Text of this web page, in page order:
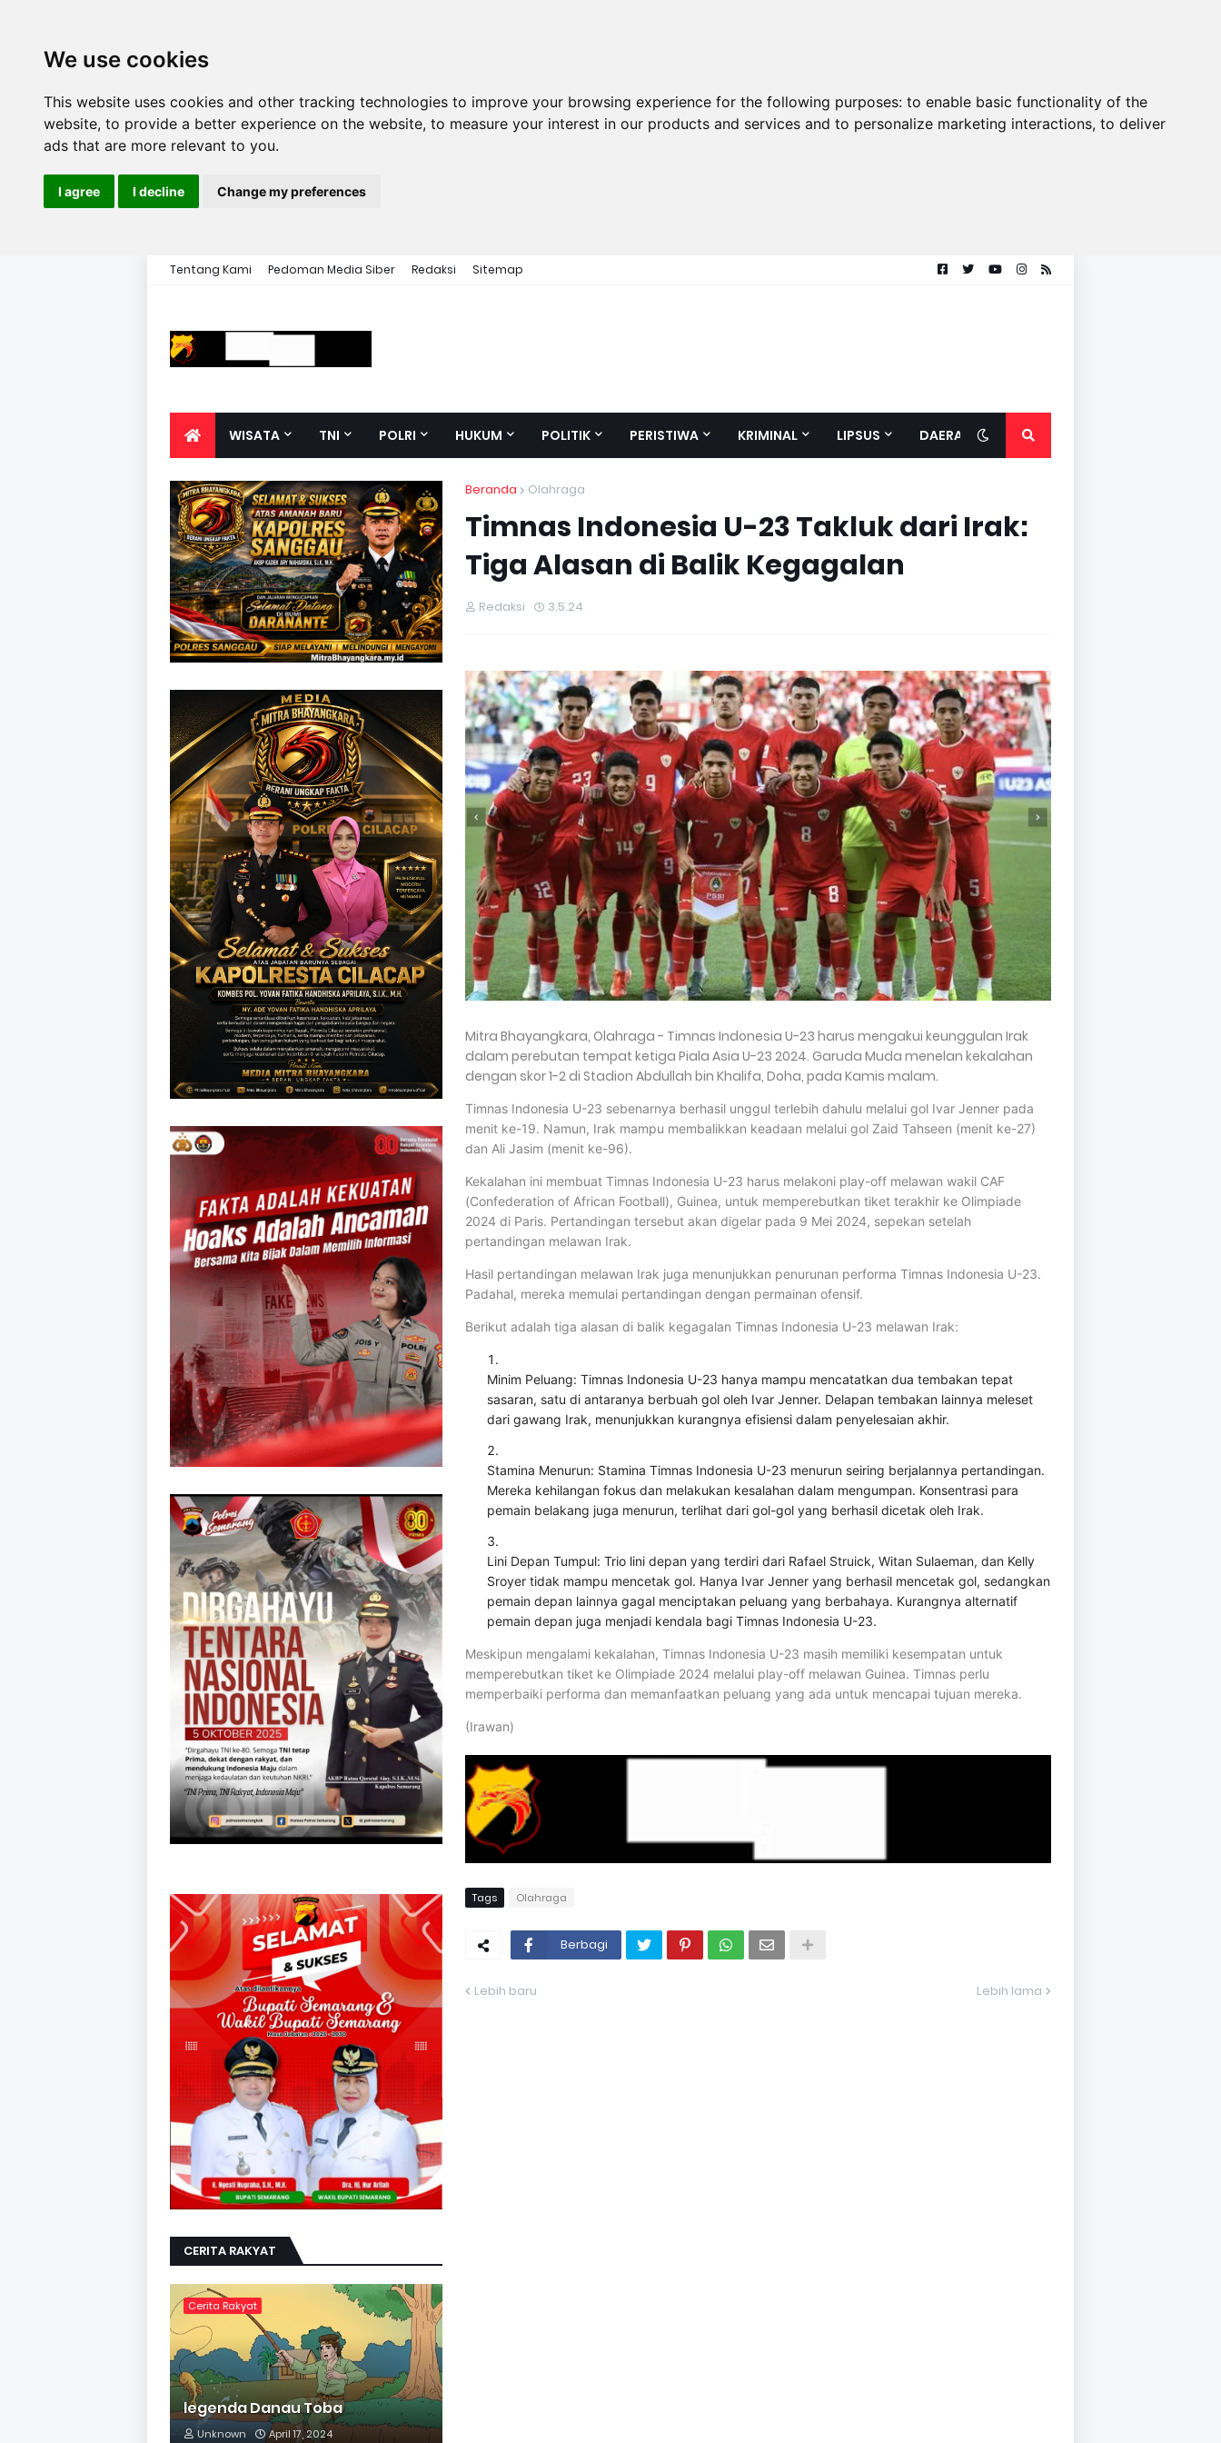
We use cookies
This website uses cookies and other tracking technologies to improve your browsing experience for the following purposes: to enable basic functionality of the
website, to provide a better experience on the website, to measure your interest in our products and services and to personalize marketing interactions, to deliver
ads that are more relevant to you.
I agree I decline Change my preferences
Tentang Kami Pedoman Media Siber Redaksi Sitemap
WISATA TNI POLRI HUKUM POLITIK PERISTIWA KRIMINAL LIPSUS DAERAH
Beranda Olahraga
Timnas Indonesia U-23 Takluk dari Irak:
Tiga Alasan di Balik Kegagalan
Redaksi 3.5.24
Mitra Bhayangkara, Olahraga - Timnas Indonesia U-23 harus mengakui keunggulan Irak
dalam perebutan tempat ketiga Piala Asia U-23 2024. Garuda Muda menelan kekalahan
dengan skor 1-2 di Stadion Abdullah bin Khalifa, Doha, pada Kamis malam.
Timnas Indonesia U-23 sebenarnya berhasil unggul terlebih dahulu melalui gol Ivar Jenner pada
menit ke-19. Namun, Irak mampu membalikkan keadaan melalui gol Zaid Tahseen (menit ke-27)
dan Ali Jasim (menit ke-96).
Kekalahan ini membuat Timnas Indonesia U-23 harus melakoni play-off melawan wakil CAF
(Confederation of African Football), Guinea, untuk memperebutkan tiket terakhir ke Olimpiade
2024 di Paris. Pertandingan tersebut akan digelar pada 9 Mei 2024, sepekan setelah
pertandingan melawan Irak.
Hasil pertandingan melawan Irak juga menunjukkan penurunan performa Timnas Indonesia U-23.
Padahal, mereka memulai pertandingan dengan permainan ofensif.
Berikut adalah tiga alasan di balik kegagalan Timnas Indonesia U-23 melawan Irak:
Minim Peluang: Timnas Indonesia U-23 hanya mampu mencatatkan dua tembakan tepat
sasaran, satu di antaranya berbuah gol oleh Ivar Jenner. Delapan tembakan lainnya meleset
dari gawang Irak, menunjukkan kurangnya efisiensi dalam penyelesaian akhir.
Stamina Menurun: Stamina Timnas Indonesia U-23 menurun seiring berjalannya pertandingan.
Mereka kehilangan fokus dan melakukan kesalahan dalam mengumpan. Konsentrasi para
pemain belakang juga menurun, terlihat dari gol-gol yang berhasil dicetak oleh Irak.
Lini Depan Tumpul: Trio lini depan yang terdiri dari Rafael Struick, Witan Sulaeman, dan Kelly
Sroyer tidak mampu mencetak gol. Hanya Ivar Jenner yang berhasil mencetak gol, sedangkan
pemain depan lainnya gagal menciptakan peluang yang berbahaya. Kurangnya alternatif
pemain depan juga menjadi kendala bagi Timnas Indonesia U-23.
Meskipun mengalami kekalahan, Timnas Indonesia U-23 masih memiliki kesempatan untuk
memperebutkan tiket ke Olimpiade 2024 melalui play-off melawan Guinea. Timnas perlu
memperbaiki performa dan memanfaatkan peluang yang ada untuk mencapai tujuan mereka.
(Irawan)
Tags Olahraga
Berbagi
Lebih baru Lebih lama
CERITA RAKYAT
Cerita Rakyat
legenda Danau Toba
Unknown April 17, 2024